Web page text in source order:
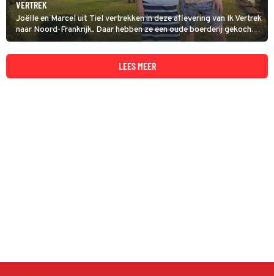
VERTREK
Joëlle en Marcel uit Tiel vertrekken in deze aflevering van Ik Vertrek
naar Noord-Frankrijk. Daar hebben ze een oude boerderij gekocht,
waar ze een 'adults-only' B&B met gîtes, camperplekken en jeu-
de-boulesbanen van willen maken. Aan de klus, dus!
LEES MEER